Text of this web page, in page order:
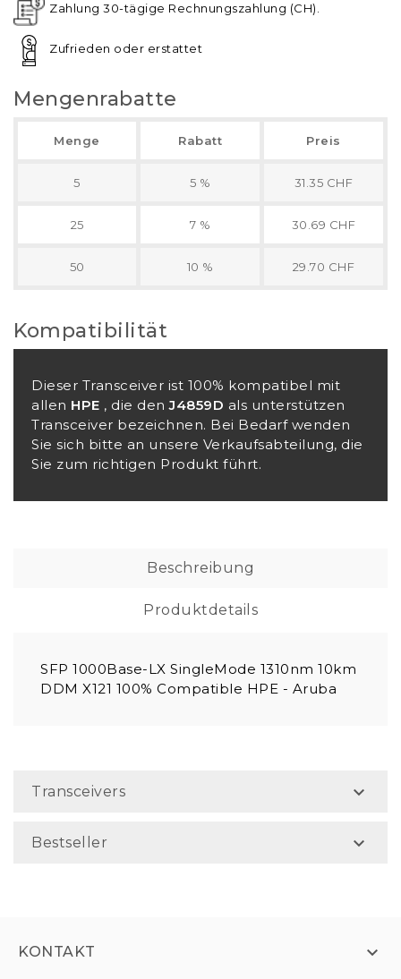
Zahlung 30-tägige Rechnungszahlung (CH).
Zufrieden oder erstattet
Mengenrabatte
Menge Rabatt Preis
5 5 % 31.35 CHF
25 7 % 30.69 CHF
50 10 % 29.70 CHF
Kompatibilität
Dieser Transceiver ist 100% kompatibel mit
allen HPE , die denJ4859D als unterstützen
Transceiver bezeichnen. Bei Bedarf wenden
Sie sich bitte an unsere Verkaufsabteilung, die
Sie zum richtigen Produkt führt.
Beschreibung
Produktdetails
SFP 1000Base-LX SingleMode 1310nm 10km
DDM X121 100% Compatible HPE - Aruba
Transceivers 
Bestseller 
KONTAKT
